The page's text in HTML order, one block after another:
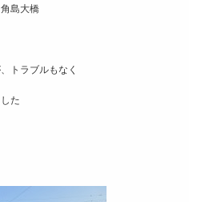
島大橋
トラブルもなく
た